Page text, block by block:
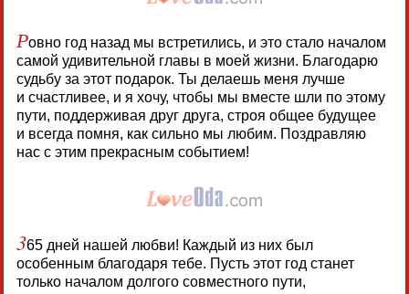
Ровно год назад мы встретились, и это стало началом
самой удивительной главы в моей жизни. Благодарю
судьбу за этот подарок. Ты делаешь меня лучше
и счастливее, и я хочу, чтобы мы вместе шли по этому
пути, поддерживая друг друга, строя общее будущее
и всегда помня, как сильно мы любим. Поздравляю
нас с этим прекрасным событием!
365 дней нашей любви! Каждый из них был
особенным благодаря тебе. Пусть этот год станет
только началом долгого совместного пути,